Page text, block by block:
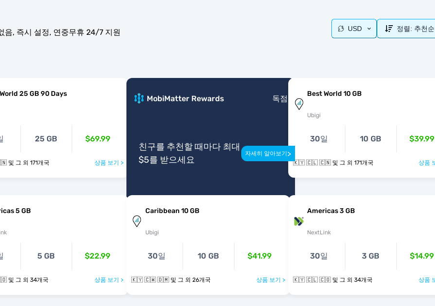
음, 즉시 설정, 연중무휴 24/7 지원 USD 정렬: 추천순
25 GB 90 Days
25 GB $69.99
🇰🇾 🇨🇱 🇨🇳 및 그 외 171개국 상품 보기 >
MobiMatter Rewards 독점
친구를 추천할 때마다 최대
$5를 받으세요
자세히 알아보기 >
Best World 10 GB
Ubigi
30일 10 GB $39.99
🇰🇾 🇨🇱 🇨🇳 및 그 외 171개국 상품
5 GB
5 GB $22.99
🇰🇾 🇨🇱 🇨🇴 및 그 외 34개국 상품 보기 >
Caribbean 10 GB
Ubigi
30일 10 GB $41.99
🇰🇾 🇨🇼 🇩🇲 및 그 외 26개국 상품 보기 >
Americas 3 GB
NextLink
30일 3 GB $14.99
🇰🇾 🇨🇱 🇨🇴 및 그 외 34개국 상품